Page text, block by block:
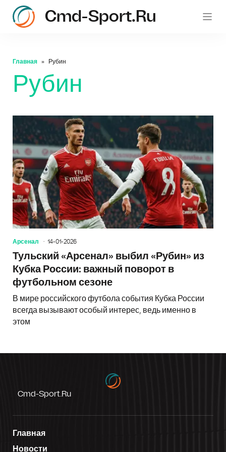
Cmd-Sport.ru
Главная Рубин
Рубин
Арсенал 14-01-2026
Тульский «Арсенал» выбил «Рубин» из
Кубка России: важный поворот в
футбольном сезоне
В мире российского футбола события Кубка России
всегда вызывают особый интерес, ведь именно в
этом
Cmd-Sport.ru
Главная
Новости